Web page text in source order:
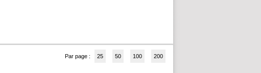
Par page : 25 50 100 200